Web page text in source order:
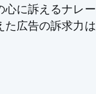
心に訴えるナレ
た広告の訴求力